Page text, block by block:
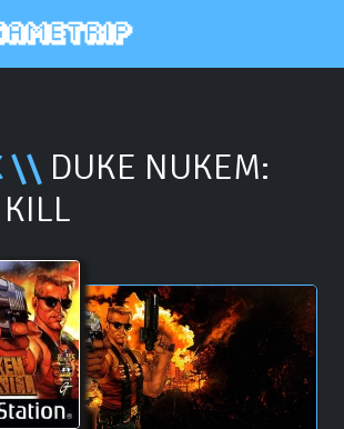
\\ DUKE NUKEM: